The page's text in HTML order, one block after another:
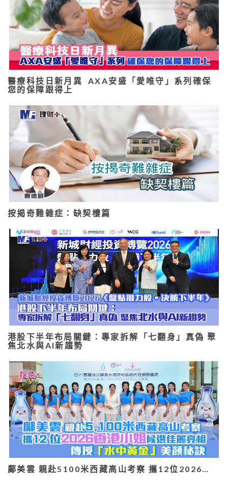
醫療科技日新月異 AXA安盛「愛唯守」系列確保
您的保障跟得上
按揭奇難雜症：缺契樓篇
港股下半年布局關鍵：專家拆解「七翻身」真偽 聚
焦北水與AI新趨勢
鄺美雲 親赴5100米西藏高山考察 攜12位2026…